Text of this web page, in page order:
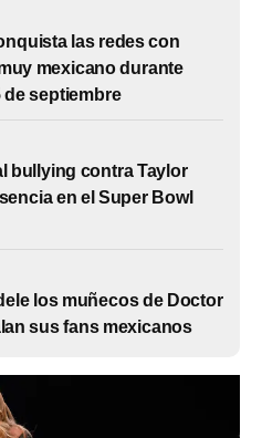
las redes con
mexicano durante
septiembre
bullying contra Taylor
en el Super Bowl
los muñecos de Doctor
sus fans mexicanos